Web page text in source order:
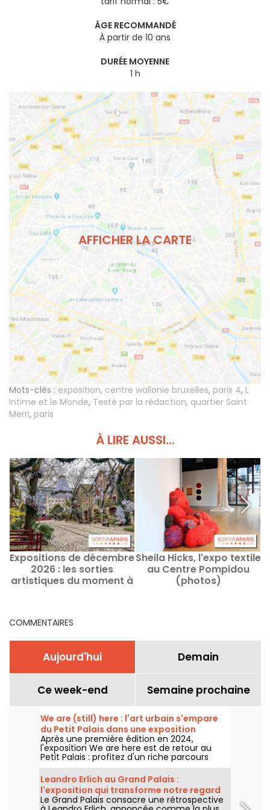
ÂGE RECOMMANDÉ
À partir de 10 ans
DURÉE MOYENNE
1 h
AFFICHER LA CARTE
Mots-clés : exposition, centre wallonie bruxelles, paris 4, L
Intime et le Monde, Testé par la rédaction, quartier Saint
Merri, paris
À LIRE AUSSI...
Expositions de décembre
2026 : les sorties
artistiques du moment à
Sheila Hicks, l'expo textile
au Centre Pompidou
(photos)
COMMENTAIRES
Aujourd'hui Demain
Ce week-end Semaine prochaine
We are (still) here : l'art urbain s'empare
du Petit Palais dans une exposition
gratuite cet été
Après une première édition en 2024,
l'exposition We are here est de retour au
Petit Palais : profitez d'un riche parcours
d'art urbain en plein cœur du musée des
Beaux-Arts. L'exposition est visible
gratuitement du 20 juin au 20 septembre
2026.
Leandro Erlich au Grand Palais :
l'exposition qui transforme notre regard
sur le réel - nos photos
Le Grand Palais consacre une rétrospective